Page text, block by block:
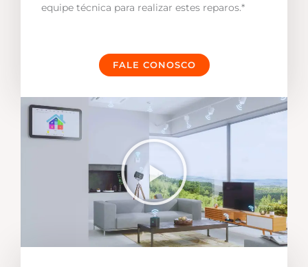
equipe técnica para realizar estes reparos.*
FALE CONOSCO